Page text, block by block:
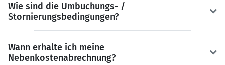
Wie sind die Umbuchungs- /
Stornierungsbedingungen?
Wann erhalte ich meine
Nebenkostenabrechnung?